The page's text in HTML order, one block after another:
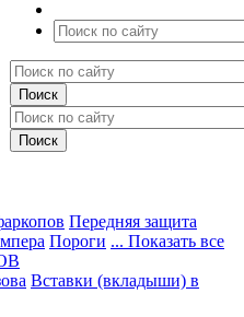
Передняя защита
Пороги ... Показать все
Вставки (вкладыши) в